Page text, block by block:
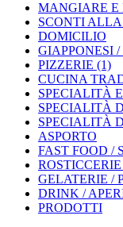
MANGIARE E
SCONTI
DOMICILIO
GIAPPONESI
PIZZERIE (1)
CUCINA
SPECIALITÀ
SPECIALITÀ
SPECIALITÀ
ASPORTO
FAST FOOD /
GELATERIE /
DRINK /
PRODOTTI